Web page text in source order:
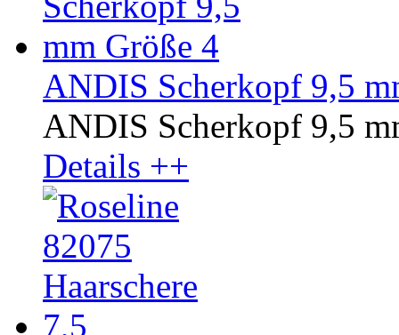
ANDIS Scherkopf 9,5
ANDIS Scherkopf 9,5
Details ++